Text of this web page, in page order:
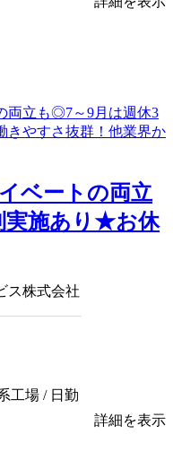
ベートの両立
実施あり★お休
ス株式会社
工場 / 日勤
詳細を表示